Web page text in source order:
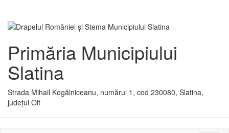
Primăria Municipiului
Slatina
Strada Mihail Kogălniceanu, numărul 1, cod 230080, Slatina,
județul Olt